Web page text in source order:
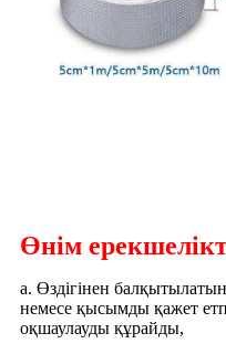
Өнім
а. Өздігінен
немесе қысымды қажет
оқшаулауды құрайды,